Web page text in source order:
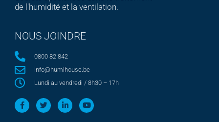
de l'humidité et la ventilation.
NOUS JOINDRE
0800 82 842
info@humihouse.be
Lundi au vendredi / 8h30 – 17h